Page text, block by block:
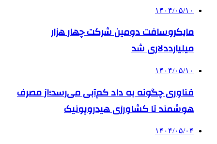
۱۴۰۴/۰۵/۱۰
مایکروسافت دومین شرکت چهار هزار
میلیارددلاری شد
۱۴۰۴/۰۵/۱۰
فناوری چگونه به داد کم‌آبی می‌رسد؛از مصرف
هوشمند تا کشاورزی هیدروپونیک
۱۴۰۴/۰۵/۰۴